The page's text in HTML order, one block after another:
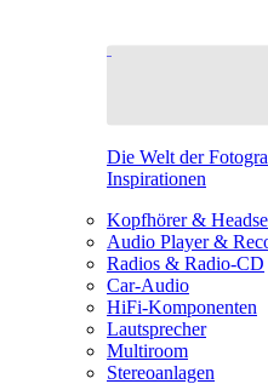
Die Welt der
Inspirationen
Kopfhörer &
Audio Player &
Radios & Radio-CD
Car-Audio
HiFi-Komponenten
Lautsprecher
Multiroom
Stereoanlagen